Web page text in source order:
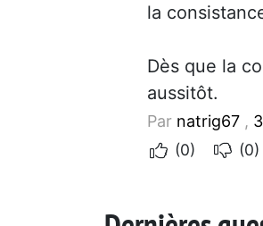
la
Dès que la
aussitôt.
Par natrig67 ,
(0)
(0)